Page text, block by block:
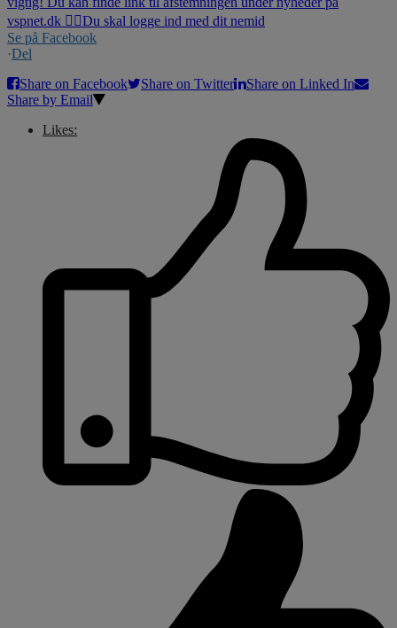
Se på Facebook
·Del
Share on Facebook
Share on Twitter
Share on Linked In
Share by Email
Likes: